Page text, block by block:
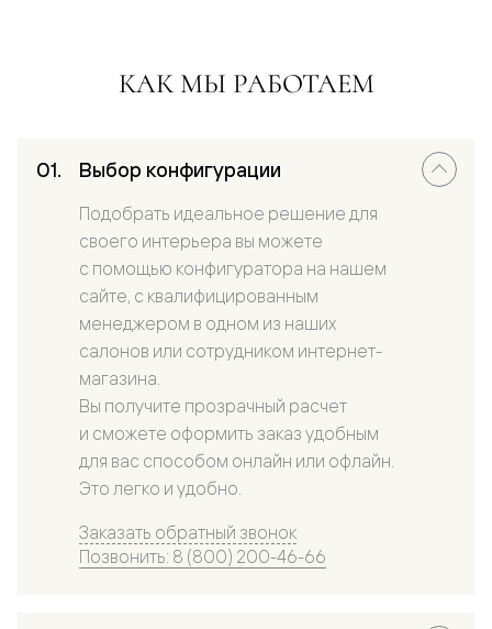
КАК МЫ РАБОТАЕМ
Выбор конфигурации
Подобрать идеальное решение для
своего интерьера вы можете
с помощью конфигуратора на нашем
сайте, с квалифицированным
менеджером в одном из наших
салонов или сотрудником интернет-
магазина.
Вы получите прозрачный расчет
и сможете оформить заказ удобным
для вас способом онлайн или офлайн.
Это легко и удобно.
Заказать обратный звонок
Позвонить: 8 (800) 200-46-66